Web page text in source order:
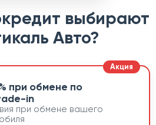
выбирают
Авто?
при обмене по
in
при обмене вашего